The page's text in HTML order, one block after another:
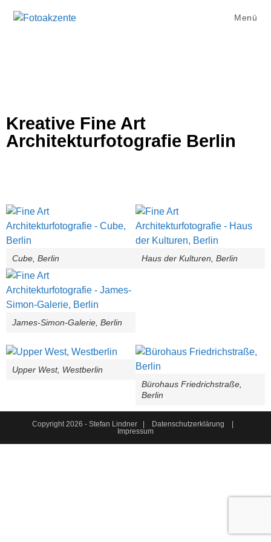
Menü
Kreative Fine Art
Architekturfotografie Berlin
Cube, Berlin Haus der Kulturen, Berlin
James-Simon-Galerie, Berlin
Upper West, Westberlin
Bürohaus Friedrichstraße,
Berlin
Copyright 2026 - Stefan Lindner | Datenschutzerklärung
Impressum